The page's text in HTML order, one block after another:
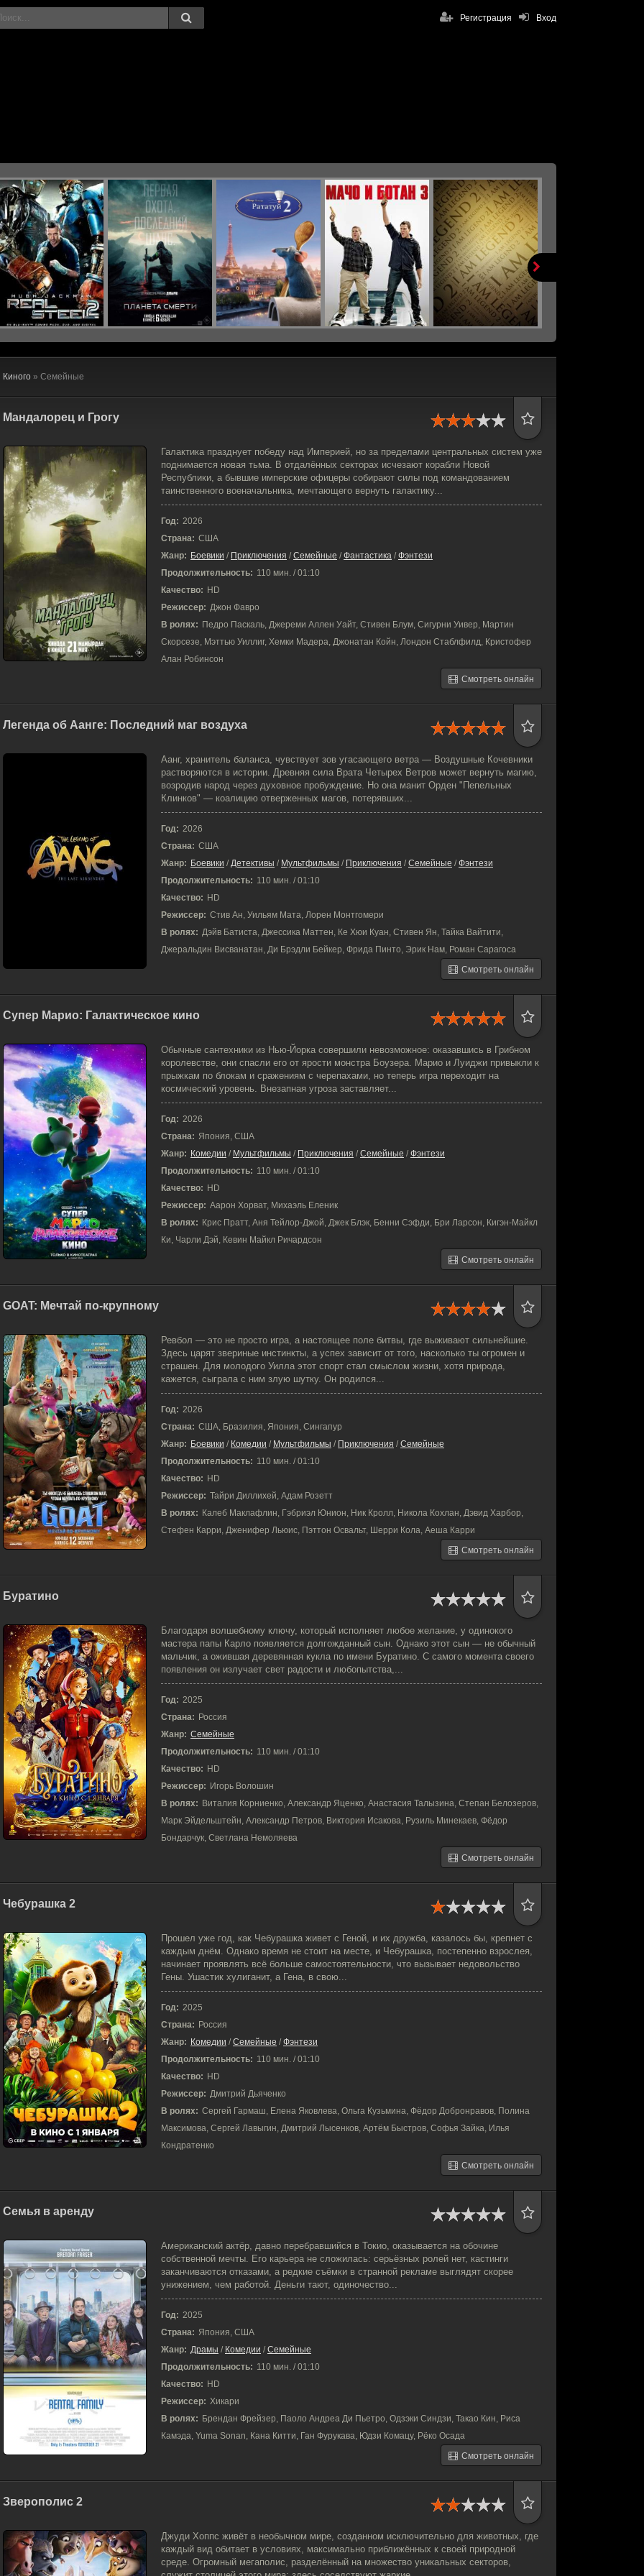
Вход
Регистрация
Киного » Семейные
Мандалорец и Грогу
21-05-2026, 20:33
Галактика празднует победу над Империей, но за пределами центральных систем уже
поднимается новая тьма. В отдалённых секторах исчезают корабли Новой
Республики, а бывшие имперские офицеры собирают силы под командованием
таинственного военачальника, мечтающего вернуть галактику...
Год: 2026
Страна: США
Жанр: Боевики / Приключения / Семейные / Фантастика / Фэнтези
Продолжительность: 110 мин. / 01:10
Качество: HD
Режиссер: Джон Фавро
В ролях: Педро Паскаль, Джереми Аллен Уайт, Стивен Блум, Сигурни Уивер, Мартин
Скорсезе, Мэттью Уиллиг, Хемки Мадера, Джонатан Койн, Лондон Стаблфилд, Кристофер
Алан Робинсон
Смотреть онлайн
Легенда об Аанге: Последний маг воздуха
Аанг, хранитель баланса, чувствует зов угасающего ветра — Воздушные Кочевники
растворяются в истории. Древняя сила Врата Четырех Ветров может вернуть магию,
возродив народ через духовное пробуждение. Но она манит Орден "Пепельных
Клинков" — коалицию отверженных магов, потерявших...
Год: 2026
Страна: США
Жанр: Боевики / Детективы / Мультфильмы / Приключения / Семейные / Фэнтези
Продолжительность: 110 мин. / 01:10
Качество: HD
Режиссер: Стив Ан, Уильям Мата, Лорен Монтгомери
В ролях: Дэйв Батиста, Джессика Маттен, Ке Хюи Куан, Стивен Ян, Тайка Вайтити,
Джеральдин Висванатан, Ди Брэдли Бейкер, Фрида Пинто, Эрик Нам, Роман Сарагоса
Смотреть онлайн
Супер Марио: Галактическое кино
2-04-2026, 10:10
Обычные сантехники из Нью-Йорка совершили невозможное: оказавшись в Грибном
королевстве, они спасли его от ярости монстра Боузера. Марио и Луиджи привыкли к
прыжкам по блокам и сражениям с черепахами, но теперь игра переходит на
космический уровень. Внезапная угроза заставляет...
Год: 2026
Страна: Япония, США
Жанр: Комедии / Мультфильмы / Приключения / Семейные / Фэнтези
Продолжительность: 110 мин. / 01:10
Качество: HD
Режиссер: Аарон Хорват, Михаэль Еленик
В ролях: Крис Пратт, Аня Тейлор-Джой, Джек Блэк, Бенни Сэфди, Бри Ларсон, Кигэн-Майкл
Ки, Чарли Дэй, Кевин Майкл Ричардсон
Смотреть онлайн
GOAT: Мечтай по-крупному
15-02-2026, 08:40
Ревбол — это не просто игра, а настоящее поле битвы, где выживают сильнейшие.
Здесь царят звериные инстинкты, а успех зависит от того, насколько ты огромен и
страшен. Для молодого Уилла этот спорт стал смыслом жизни, хотя природа,
кажется, сыграла с ним злую шутку. Он родился...
Год: 2026
Страна: США, Бразилия, Япония, Сингапур
Жанр: Боевики / Комедии / Мультфильмы / Приключения / Семейные
Продолжительность: 110 мин. / 01:10
Качество: HD
Режиссер: Тайри Диллихей, Адам Розетт
В ролях: Калеб Маклафлин, Гэбриэл Юнион, Ник Кролл, Никола Кохлан, Дэвид Харбор,
Стефен Карри, Дженифер Льюис, Пэттон Освальт, Шерри Кола, Аеша Карри
Смотреть онлайн
Буратино
11-01-2026, 10:51
Благодаря волшебному ключу, который исполняет любое желание, у одинокого
мастера папы Карло появляется долгожданный сын. Однако этот сын — не обычный
мальчик, а ожившая деревянная кукла по имени Буратино. С самого момента своего
появления он излучает свет радости и любопытства,...
Год: 2025
Страна: Россия
Жанр: Семейные
Продолжительность: 110 мин. / 01:10
Качество: HD
Режиссер: Игорь Волошин
В ролях: Виталия Корниенко, Александр Яценко, Анастасия Талызина, Степан Белозеров,
Марк Эйдельштейн, Александр Петров, Виктория Исакова, Рузиль Минекаев, Фёдор
Бондарчук, Светлана Немоляева
Смотреть онлайн
Чебурашка 2
5-01-2026, 08:34
Прошел уже год, как Чебурашка живет с Геной, и их дружба, казалось бы, крепнет с
каждым днём. Однако время не стоит на месте, и Чебурашка, постепенно взрослея,
начинает проявлять всё больше самостоятельности, что вызывает недовольство
Гены. Ушастик хулиганит, а Гена, в свою...
Год: 2025
Страна: Россия
Жанр: Комедии / Семейные / Фэнтези
Продолжительность: 110 мин. / 01:10
Качество: HD
Режиссер: Дмитрий Дьяченко
В ролях: Сергей Гармаш, Елена Яковлева, Ольга Кузьмина, Фёдор Добронравов, Полина
Максимова, Сергей Лавыгин, Дмитрий Лысенков, Артём Быстров, Софья Зайка, Илья
Кондратенко
Смотреть онлайн
Семья в аренду
20-12-2025, 08:55
Американский актёр, давно перебравшийся в Токио, оказывается на обочине
собственной мечты. Его карьера не сложилась: серьёзных ролей нет, кастинги
заканчиваются отказами, а редкие съёмки в странной рекламе выглядят скорее
унижением, чем работой. Деньги тают, одиночество...
Год: 2025
Страна: Япония, США
Жанр: Драмы / Комедии / Семейные
Продолжительность: 110 мин. / 01:10
Качество: HD
Режиссер: Хикари
В ролях: Брендан Фрейзер, Паоло Андреа Ди Пьетро, Одзэки Синдзи, Такао Кин, Риса
Камэда, Yuma Sonan, Кана Китти, Ган Фурукава, Юдзи Комацу, Рёко Осада
Смотреть онлайн
Зверополис 2
27-11-2025, 16:04
Джуди Хоппс живёт в необычном мире, созданном исключительно для животных, где
каждый вид обитает в условиях, максимально приближённых к своей природной
среде. Огромный мегаполис, разделённый на множество уникальных секторов,